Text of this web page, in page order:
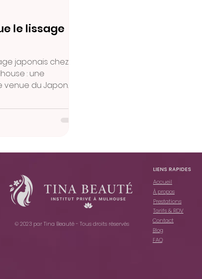
le lissage
japonais chez
: une
venue du Japon
sans produits
© 2023 par Tina Beauté - Tous droits réservés
LIENS RAPIDES
Accueil
À propos
Prestations
Tarifs & RDV
Contact
Blog
FAQ